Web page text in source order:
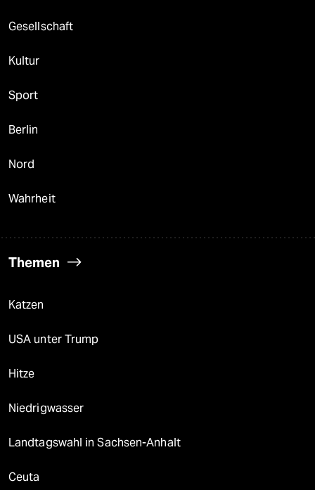
Gesellschaft
Kultur
Sport
Berlin
Nord
Wahrheit
Themen
Katzen
USA unter Trump
Hitze
Niedrigwasser
Landtagswahl in Sachsen-Anhalt
Ceuta